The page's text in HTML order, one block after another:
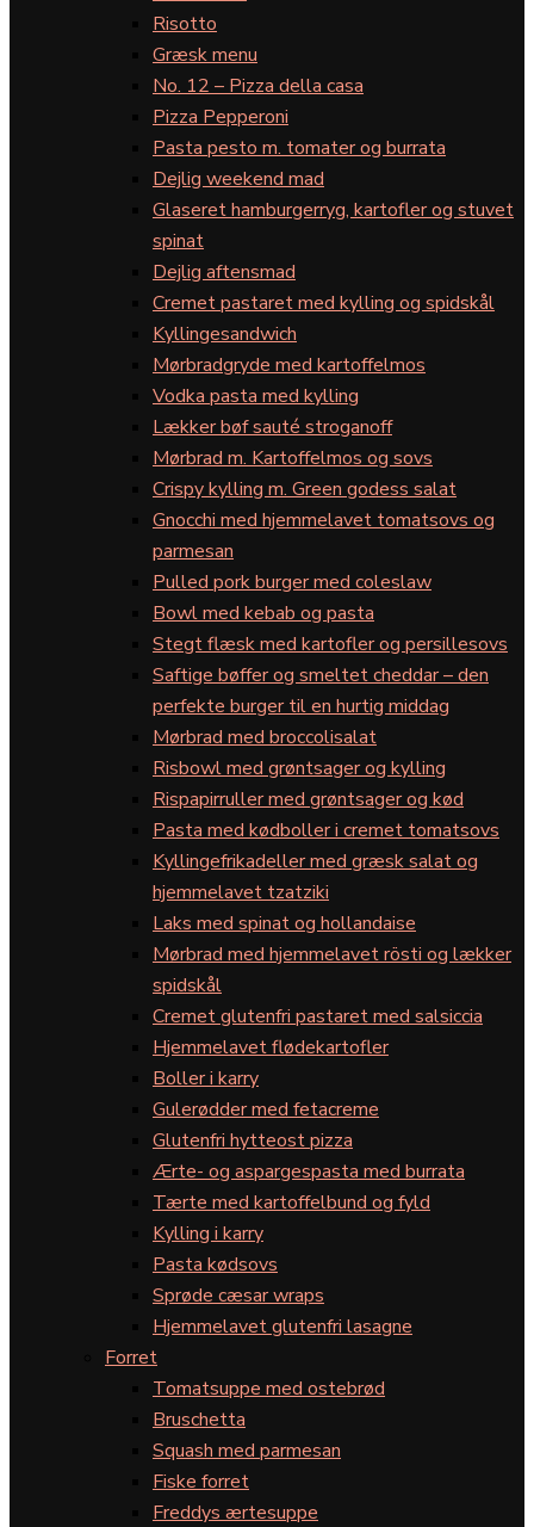
Risotto
Græsk menu
No. 12 – Pizza della casa
Pizza Pepperoni
Pasta pesto m. tomater og burrata
Dejlig weekend mad
Glaseret hamburgerryg, kartofler og stuvet
spinat
Dejlig aftensmad
Cremet pastaret med kylling og spidskål
Kyllingesandwich
Mørbradgryde med kartoffelmos
Vodka pasta med kylling
Lækker bøf sauté stroganoff
Mørbrad m. Kartoffelmos og sovs
Crispy kylling m. Green godess salat
Gnocchi med hjemmelavet tomatsovs og
parmesan
Pulled pork burger med coleslaw
Bowl med kebab og pasta
Stegt flæsk med kartofler og persillesovs
Saftige bøffer og smeltet cheddar – den
perfekte burger til en hurtig middag
Mørbrad med broccolisalat
Risbowl med grøntsager og kylling
Rispapirruller med grøntsager og kød
Pasta med kødboller i cremet tomatsovs
Kyllingefrikadeller med græsk salat og
hjemmelavet tzatziki
Laks med spinat og hollandaise
Mørbrad med hjemmelavet rösti og lækker
spidskål
Cremet glutenfri pastaret med salsiccia
Hjemmelavet flødekartofler
Boller i karry
Gulerødder med fetacreme
Glutenfri hytteost pizza
Ærte- og aspargespasta med burrata
Tærte med kartoffelbund og fyld
Kylling i karry
Pasta kødsovs
Sprøde cæsar wraps
Hjemmelavet glutenfri lasagne
Forret
Tomatsuppe med ostebrød
Bruschetta
Squash med parmesan
Fiske forret
Freddys ærtesuppe